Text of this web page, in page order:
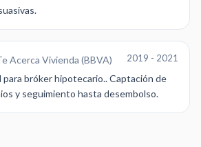
Acerca Vivienda (BBVA) 2019 - 2021
para bróker hipotecario.. Captación de
y seguimiento hasta desembolso.